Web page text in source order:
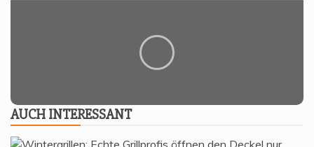
AUCH INTER­ES­SANT